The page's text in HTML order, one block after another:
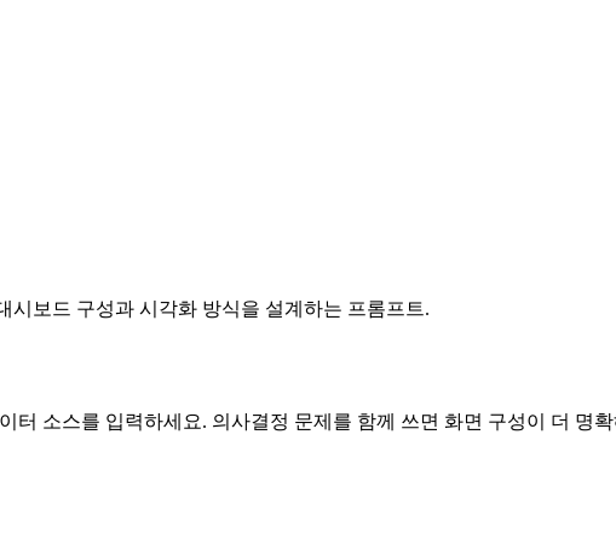
시보드 구성과 시각화 방식을 설계하는 프롬프트.
터 소스를 입력하세요. 의사결정 문제를 함께 쓰면 화면 구성이 더 명